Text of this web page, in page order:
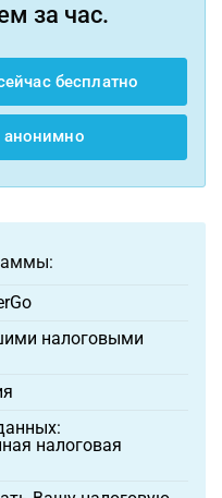
за час.
бесплатно
анонимно
налоговыми
налоговая